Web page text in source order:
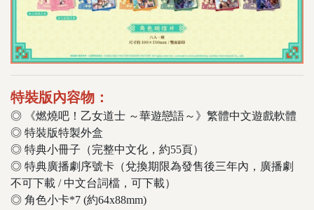
特裝版內容物：
◎ 《燃燒吧！乙女道士 ～華遊戀語～》繁體中文遊戲軟體
◎ 特裝版特製外盒
◎ 特典小冊子（完整中文化，約55頁）
◎ 特典廣播劇序號卡（兌換期限為發售後三年內，廣播劇
不可下載 / 中文台詞檔，可下載）
◎ 角色小卡*7 (約64x88mm)